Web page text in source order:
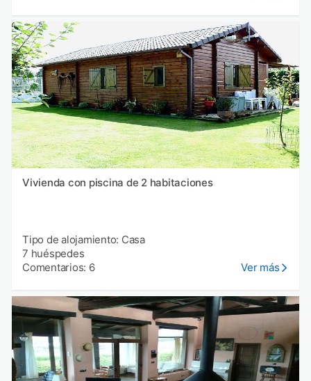
Vivienda con piscina de 2 habitaciones
Tipo de alojamiento: Casa
7 huéspedes
Comentarios: 6
Ver más